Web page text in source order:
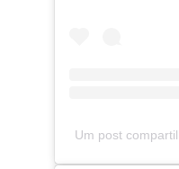
Um post